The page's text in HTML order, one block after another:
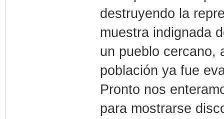
destruyendo la
muestra indignada
un pueblo cercano,
población ya fue
Pronto nos
para mostrarse